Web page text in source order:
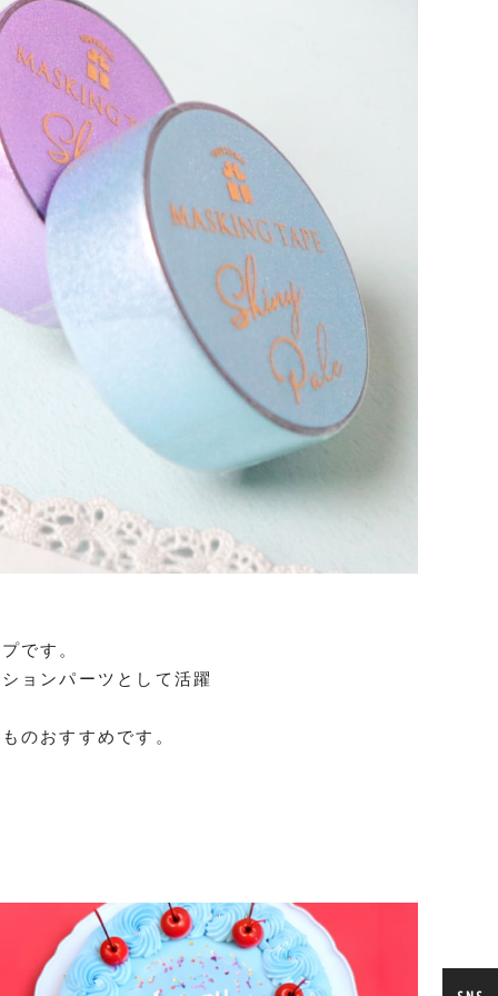
です。
ョンパーツとして活躍
のおすすめです。